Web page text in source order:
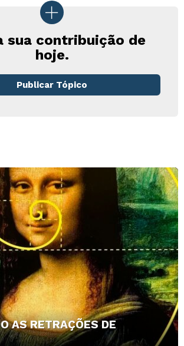
sua contribuição de
hoje.
Publicar Tópico
AS RETRAÇÕES DE